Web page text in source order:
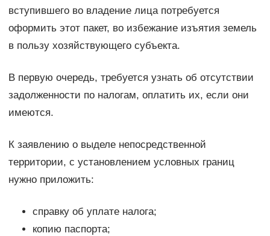
вступившего во владение лица потребуется
оформить этот пакет, во избежание изъятия земель
в пользу хозяйствующего субъекта.
В первую очередь, требуется узнать об отсутствии
задолженности по налогам, оплатить их, если они
имеются.
К заявлению о выделе непосредственной
территории, с установлением условных границ
нужно приложить:
справку об уплате налога;
копию паспорта;